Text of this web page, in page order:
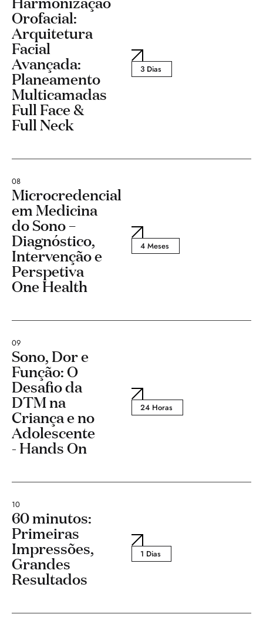
Orofacial:
Arquitetura
Facial
Avançada:
Planeamento
Multicamadas
Full Face &
Full Neck
3 Dias
08
Microcredencial
em Medicina
do Sono –
Diagnóstico,
Intervenção e
Perspetiva
One Health
4 Meses
09
Sono, Dor e
Função: O
Desafio da
DTM na
Criança e no
Adolescente
- Hands On
24 Horas
10
60 minutos:
Primeiras
Impressões,
Grandes
Resultados
1 Dias